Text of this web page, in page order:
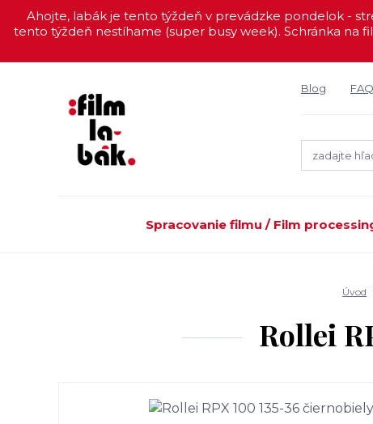
Ahojte, labák je tento týždeň v prevádzke pondelok -
tento týždeň nestíhame (super busy week). Schránka na
Blog FAQ
Spracovanie filmu / Film
Úvod
Rollei